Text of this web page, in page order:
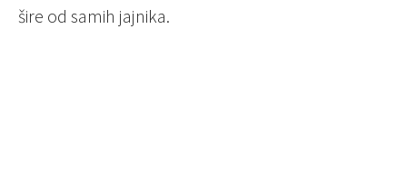
šire od samih jajnika.